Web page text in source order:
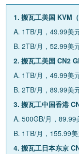
1. 搬瓦工美国 KVM（
A. 1TB/月，49.99美
B. 2TB/月，52.99美
2. 搬瓦工美国 CN2
A. 1TB/月，49.99美
B. 2TB/月，89.99美
3. 搬瓦工中国香港
A. 500GB/月，89.99
B. 1TB/月，155.99
4. 搬瓦工日本东京